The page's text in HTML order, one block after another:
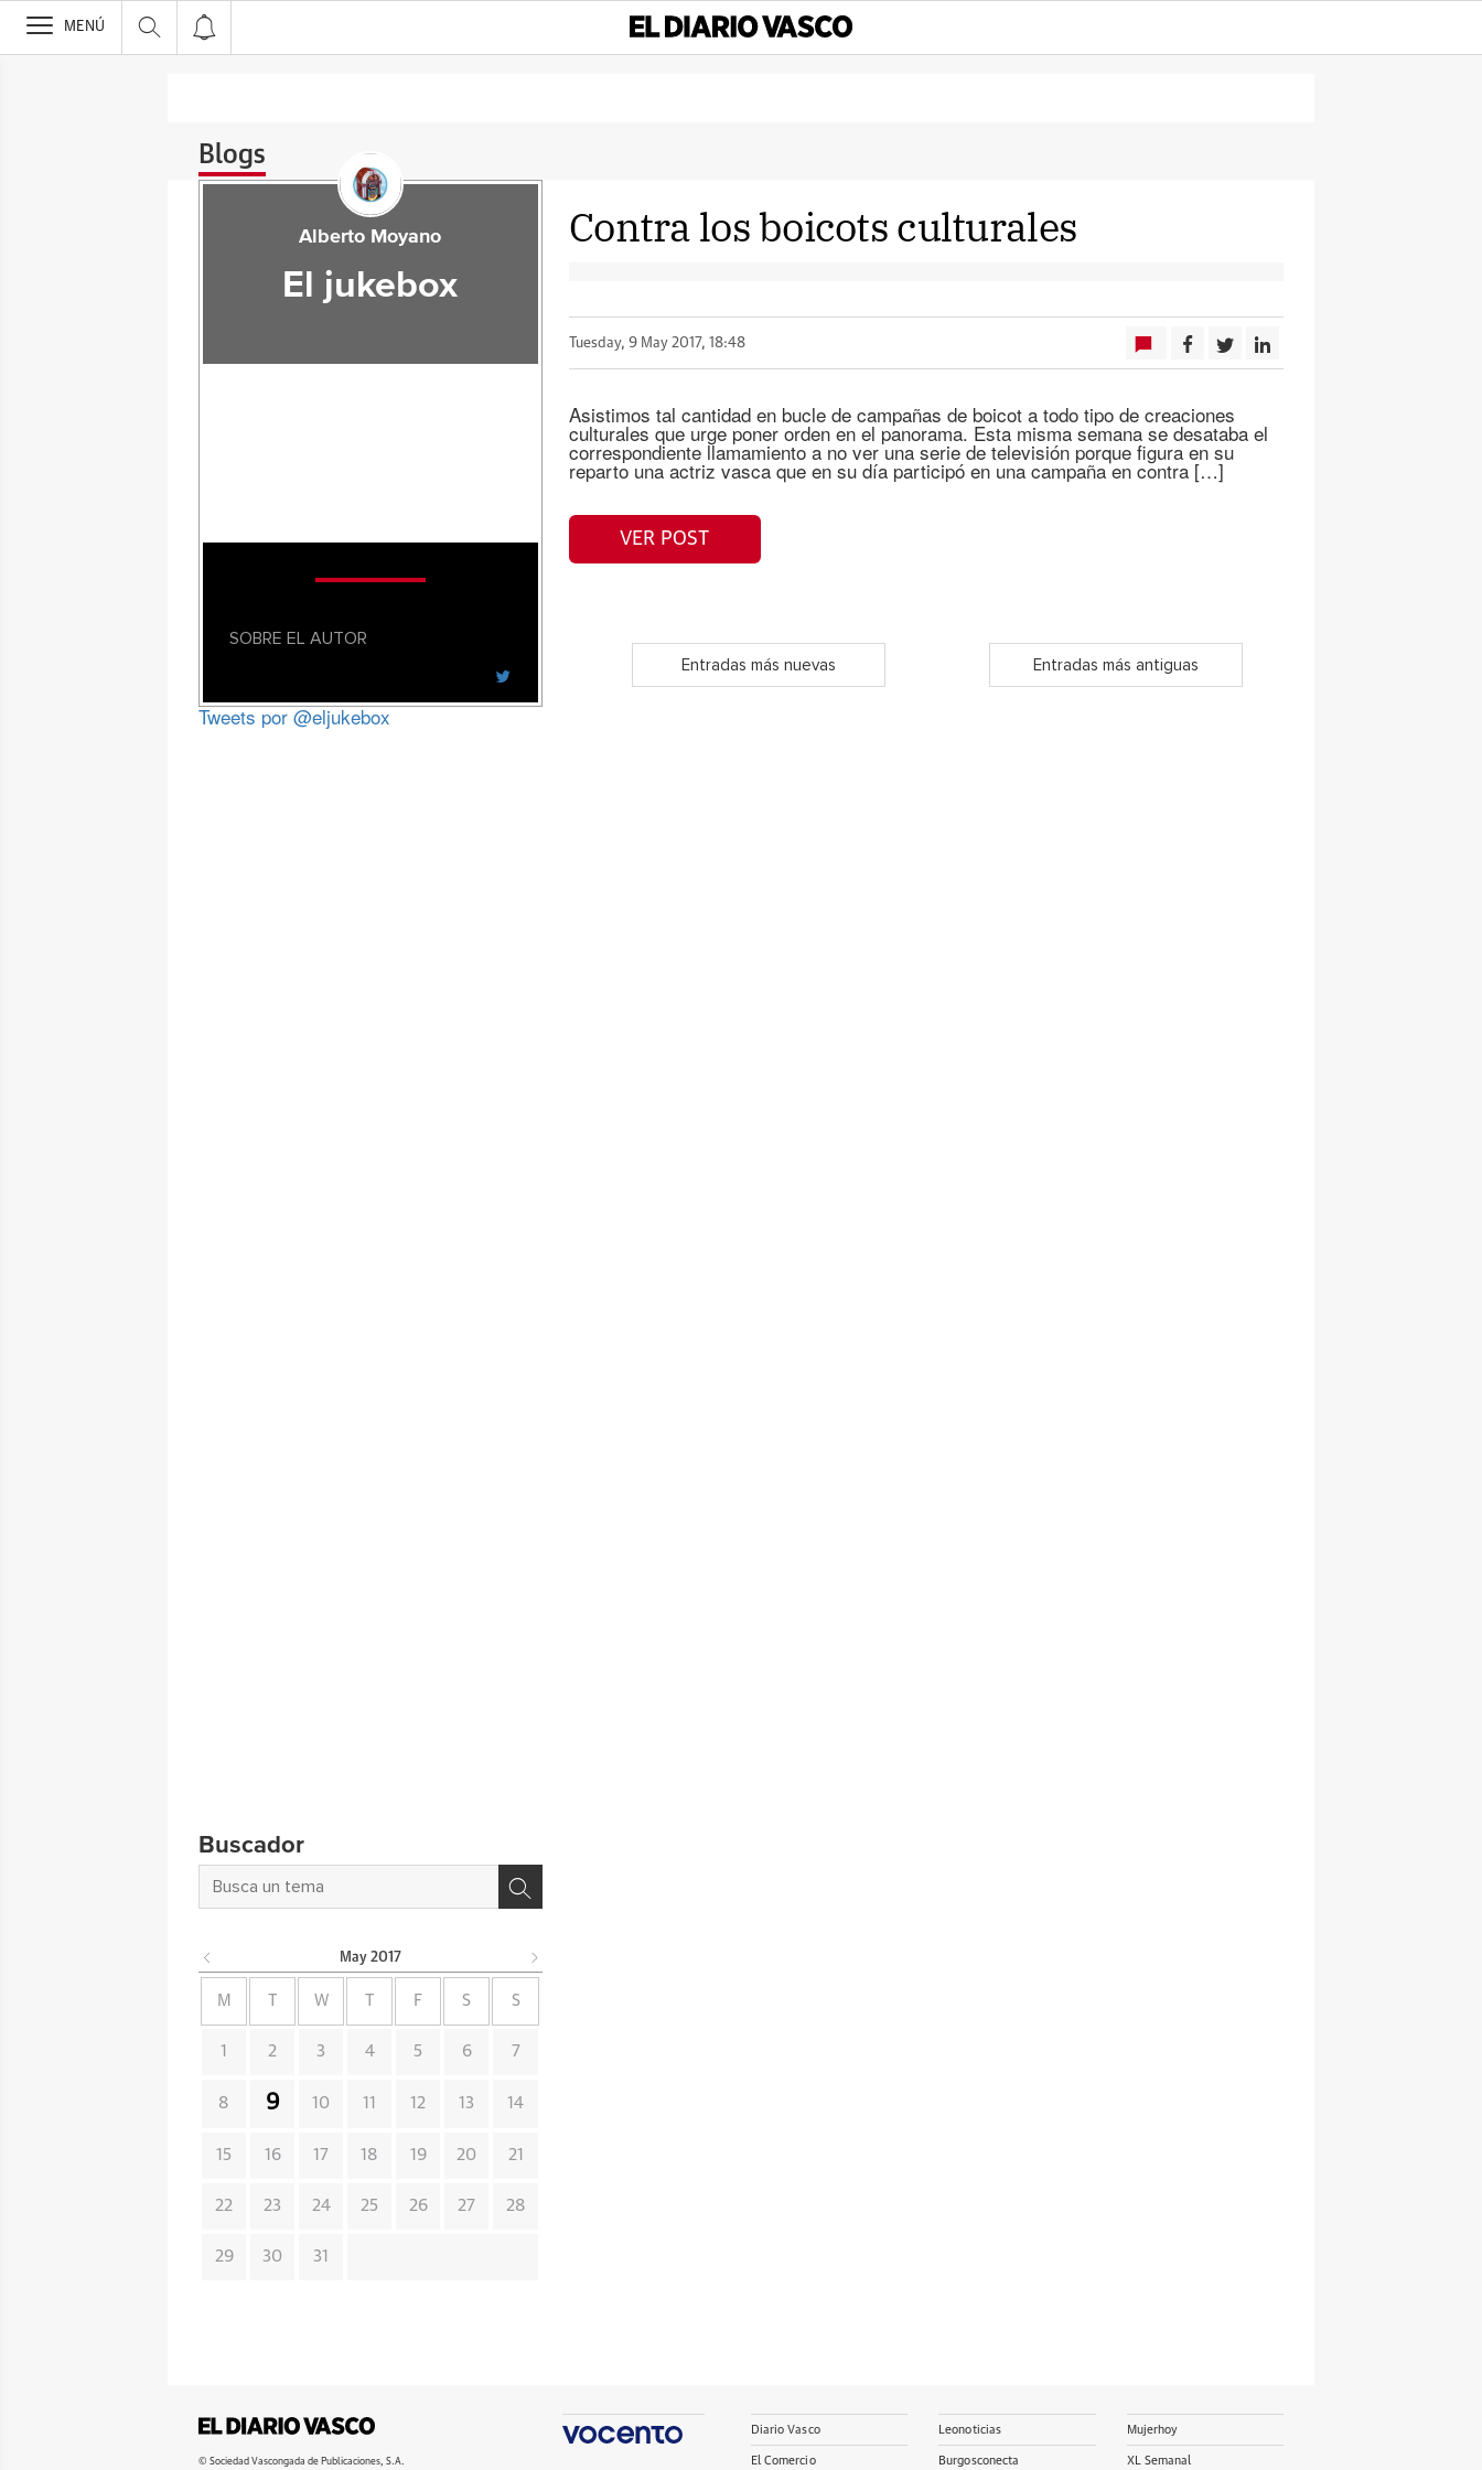
>
MENÚ
Blogs
Contra los boicots culturales
Tuesday, 9 May 2017, 18:48
Asistimos tal cantidad en bucle de campañas de boicot a todo tipo de creaciones
culturales que urge poner orden en el panorama. Esta misma semana se desataba el
correspondiente llamamiento a no ver una serie de televisión porque figura en su
reparto una actriz vasca que en su día participó en una campaña en contra […]
VER POST
Entradas más nuevas Entradas más antiguas
Alberto Moyano
El jukebox
SOBRE EL AUTOR
Tweets por @eljukebox
Buscador
May 2017
M W F S S
1 2 3 4 5 6 7
8 9 10 11 12 13 14
15 16 17 18 19 20 21
22 23 24 25 26 27 28
29 30 31
© Sociedad Vascongada de Publicaciones, S.A.
Diario Vasco
El Comercio
Leonoticias
Burgosconecta
Mujerhoy
XL Semanal